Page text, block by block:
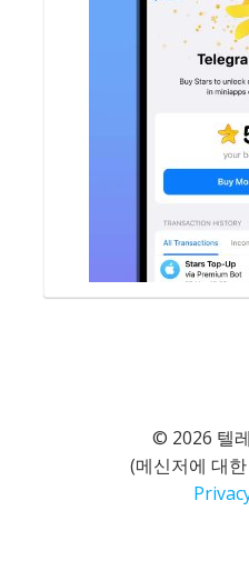
© 2026 텔
(메신저에 대